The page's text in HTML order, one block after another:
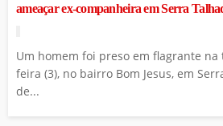
ameaçar ex-companheira em Serra
Um homem foi preso em flagrante
feira (3), no bairro Bom Jesus, em
de...